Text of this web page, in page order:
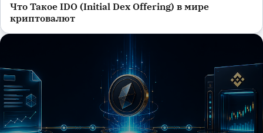
Что Такое IDO (Initial Dex Offering) в мире
криптовалют